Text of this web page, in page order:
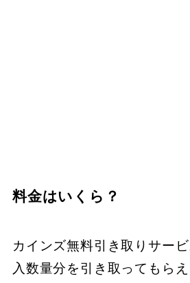
料金はいくら？
カインズ無料引き取りサー
入数量分を引き取ってもらえ